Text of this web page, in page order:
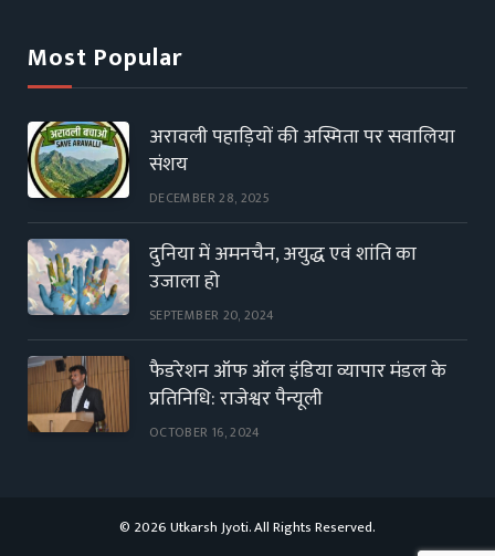
Most Popular
अरावली पहाड़ियों की अस्मिता पर सवालिया
संशय
DECEMBER 28, 2025
दुनिया में अमनचैन, अयुद्ध एवं शांति का
उजाला हो
SEPTEMBER 20, 2024
फैडरेशन ऑफ ऑल इंडिया व्यापार मंडल के
प्रतिनिधि: राजेश्वर पैन्यूली
OCTOBER 16, 2024
© 2026 Utkarsh Jyoti. All Rights Reserved.